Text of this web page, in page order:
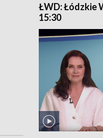
ŁWD: Łódzkie
15:30